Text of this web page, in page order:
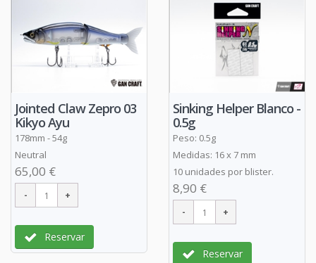
Jointed Claw Zepro 03
Kikyo Ayu
178mm - 54g
Neutral
65,00 €
Reservar
Sinking Helper Blanco -
0.5g
Peso: 0.5g
Medidas: 16 x 7 mm
10 unidades por blister.
8,90 €
Reservar